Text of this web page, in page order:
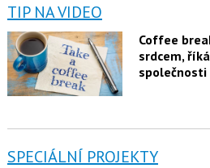
TIP NA VIDEO
Coffee
srdcem,
společnosti
SPECIÁLNÍ PROJEKTY